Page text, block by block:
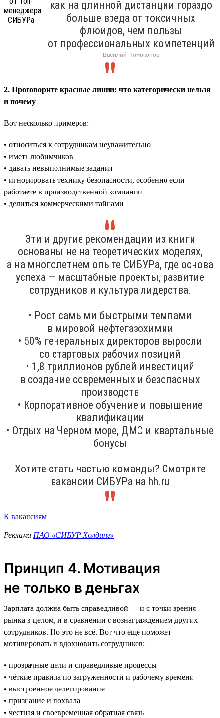
как на длинной дистанции гораздо
больше вреда от токсичных
флюидов, чем пользы
от профессиональных компетенций
Василий Номоконов
2. Проговорите красные линии: что категорически нельзя
и почему
Вот несколько примеров:
• относиться к сотрудникам неуважительно
• иметь любимчиков
• давать невыполнимые задания
• игнорировать технику безопасности, особенно если
работаете в производственной компании
• делиться коммерческими тайнами
Эти и другие рекомендации из книги
основаны не на теоретических моделях,
а на многолетнем опыте СИБУРа, где основа
успеха — масштабные проекты, развитие
сотрудников и культура лидерства.
• Рост самыми быстрыми темпами
в мировой нефтегазохимии
• 50% генеральных директоров выросли
со стартовых рабочих позиций
• 1,8 триллионов рублей инвестиций
в создание современных и безопасных
производств
• Корпоративное обучение и повышение
квалификации
• Отдых на Черном море, ДМС и квартальные
бонусы
Хотите стать частью команды? Смотрите
вакансии СИБУРа на hh.ru
К вакансиям
Реклама ПАО «СИБУР Холдинг»
Принцип 4. Мотивация
не только в деньгах
Зарплата должна быть справедливой — и с точки зрения
рынка в целом, и в сравнении с вознаграждением других
сотрудников. Но это не всё. Вот что ещё поможет
мотивировать и вдохновить сотрудников:
• прозрачные цели и справедливые процессы
• чёткие правила по загруженности и рабочему времени
• выстроенное делегирование
• признание и похвала
• честная и своевременная обратная связь